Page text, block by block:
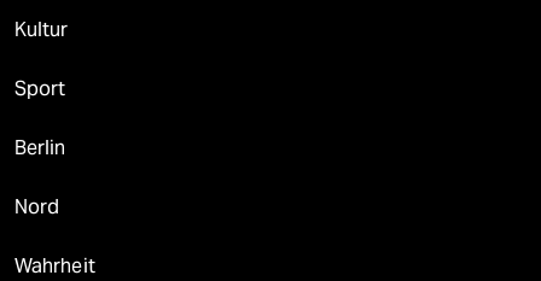
Kultur
Sport
Berlin
Nord
Wahrheit